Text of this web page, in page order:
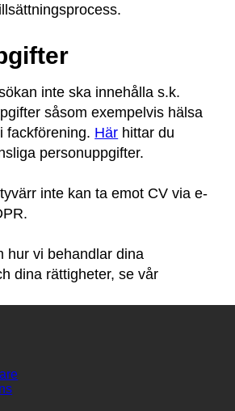
inte ska innehålla s.k.
såsom exempelvis hälsa
fackförening. Här hittar du
personuppgifter.
inte kan ta emot CV via e-
hur vi behandlar dina
dina rättigheter, se vår